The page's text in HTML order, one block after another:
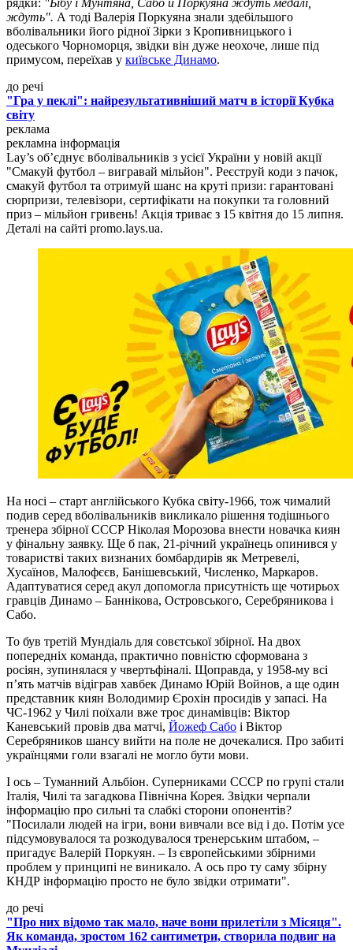
рядки: "Бібу і Мунтяна, Сабо й Поркуяна ждуть медалі,
ждуть". А тоді Валерія Поркуяна знали здебільшого
вболівальники його рідної Зірки з Кропивницького і
одеського Чорноморця, звідки він дуже неохоче, лише під
примусом, переїхав у київське Динамо.
до речі
"Гра у пеклі": найрезультативніший матч в історії Кубка
світу
реклама
рекламна інформація
Lay’s об’єднує вболівальників з усієї України у новій акції
"Смакуй футбол – вигравай мільйон". Реєструй коди з пачок,
смакуй футбол та отримуй шанс на круті призи: гарантовані
сюрпризи, телевізори, сертифікати на покупки та головний
приз – мільйон гривень! Акція триває з 15 квітня до 15 липня.
Деталі на сайті promo.lays.ua.
На носі – старт англійського Кубка світу-1966, тож чималий
подив серед вболівальників викликало рішення тодішнього
тренера збірної СССР Ніколая Морозова внести новачка киян
у фінальну заявку. Ще б пак, 21-річний українець опинився у
товаристві таких визнаних бомбардирів як Метревелі,
Хусаїнов, Малофєєв, Банішевський, Численко, Маркаров.
Адаптуватися серед акул допомогла присутність ще чотирьох
гравців Динамо – Баннікова, Островського, Серебряникова і
Сабо.
То був третій Мундіаль для совєтської збірної. На двох
попередніх команда, практично повністю сформована з
росіян, зупинялася у чвертьфіналі. Щоправда, у 1958-му всі
п’ять матчів відіграв хавбек Динамо Юрій Войнов, а ще один
представник киян Володимир Єрохін просидів у запасі. На
ЧС-1962 у Чилі поїхали вже троє динамівців: Віктор
Каневський провів два матчі, Йожеф Сабо і Віктор
Серебряников шансу вийти на поле не дочекалися. Про забиті
українцями голи взагалі не могло бути мови.
І ось – Туманний Альбіон. Суперниками СССР по групі стали
Італія, Чилі та загадкова Північна Корея. Звідки черпали
інформацію про сильні та слабкі сторони опонентів?
"Посилали людей на ігри, вони вивчали все від і до. Потім усе
підсумовувалося та розкодувалося тренерським штабом, –
пригадує Валерій Поркуян. – Із європейськими збірними
проблем у принципі не виникало. А ось про ту саму збірну
КНДР інформацію просто не було звідки отримати".
до речі
"Про них відомо так мало, наче вони прилетіли з Місяця".
Як команда, зростом 162 сантиметри, створила подвиг на